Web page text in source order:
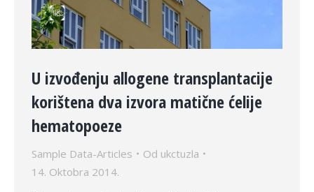
U izvođenju allogene transplantacije
korištena dva izvora matične ćelije
hematopoeze
Sample Data-Articles Od ukctuzla
14. Oktobra 2014.